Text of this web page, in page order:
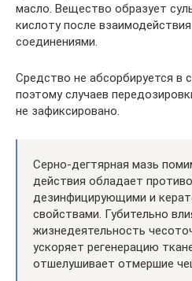
масло. Вещество образует
кислоту после
соединениями.
Средство не абсорбируется в
поэтому случаев
не зафиксировано.
Серно-дегтярная мазь
действия обладает
дезинфицирующими и
свойствами. Губительно
жизнедеятельность
ускоряет регенерацию
отшелушивает отмершие